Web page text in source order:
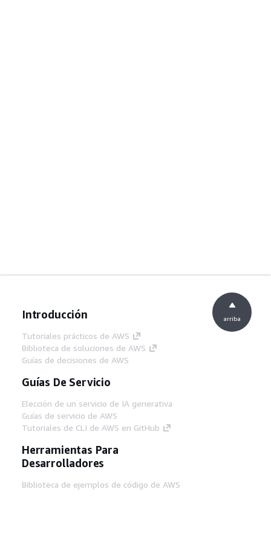
Introducción
Tutoriales prácticos de AWS
Biblioteca de soluciones de AWS
Guías de decisiones de AWS
Guías De Servicio
Elección de un servicio de IA generativa
Guías de servicio de AWS
Tutoriales de CLI de AWS en GitHub
Herramientas Para
Desarrolladores
Biblioteca de ejemplos de código de AWS
arriba